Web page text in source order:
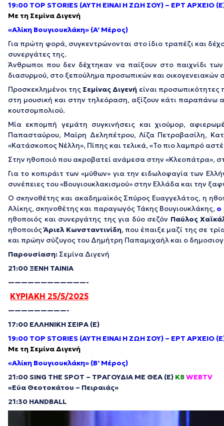
19:00 TOP STORIES (ΑΥΤΗ ΕΙΝΑΙ Η ΖΩΗ ΣΟΥ) – EΡΤ ΑΡΧΕΙΟ
Με τη Σεμίνα Διγενή
«Αλίκη Βουγιουκλάκη» (A’ Μέρος)
Για πρώτη φορά, συγκεντρώνονται στο ίδιο τραπέζι και
συνεργάτες της.
Άνθρωποι που δεν δέχτηκαν να παίξουν στο παιχνίδι
διασυρμού, στο ξεπούλημα προσωπικών και οικογενειακών
Προσκεκλημένοι της Σεμίνας Διγενή είναι
στη μουσική και στην τηλεόραση, αξίζουν κάτι παραπάνω
κουτσομπολιού.
Μία εκπομπή γεμάτη συγκινήσεις και χιούμορ,
Παπασταύρου, Μαίρη Δεληπέτρου, Λίζα Πετροβασίλη,
«Κατάσκοπος Νέλλη», Πίπης και τελικά, «Το πιο λαμπρό
Στην ηθοποιό που ακροβατεί ανάμεσα στην «Κλεοπάτρα»,
Για το κοπιράιτ των «μύθων» για την ειδωλοφαγία των
συνέπειες του «Βουγιουκλακισμού» στην Ελλάδα και την
Ο σκηνοθέτης και ακαδημαϊκός Σπύρος Ευαγγελάτος, η
Αλίκης, σκηνοθέτης και παραγωγός Τάκης Βουγιουκλάκης, ο
ηθοποιός και συνεργάτης της για δύο σεζόν Παύλος
ηθοποιόςΆριελ Κωνσταντινίδη, που έπαιξε μαζί της σε
και πρώην σύζυγος του Δημήτρη Παπαμιχαήλ και ο
Παρουσίαση: Σεμίνα Διγενή
21:00 ΞΕΝΗ ΤΑΙΝΙΑ
————————————-
ΚΥΡΙΑΚΗ 25/5/2025
—————————-
17:00 ΕΛΛΗΝΙΚΗ ΣΕΙΡΑ (Ε)
19:00 TOP STORIES (ΑΥΤΗ ΕΙΝΑΙ Η ΖΩΗ ΣΟΥ) – EΡΤ ΑΡΧΕΙΟ
Με τη Σεμίνα Διγενή
«Αλίκη Βουγιουκλάκη» (Β’ Μέρος)
21:00 SING THE SPOT – ΤΡΑΓΟΥΔΙΑ ΜΕ ΘΕΑ (E) Κ8WEBTV
«Eύα Θεοτοκάτου – Πειραιάς»
21:30 HANDBALL